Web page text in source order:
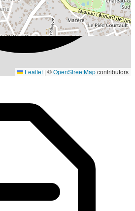
Leaflet | ©OpenStreetMapcontributors